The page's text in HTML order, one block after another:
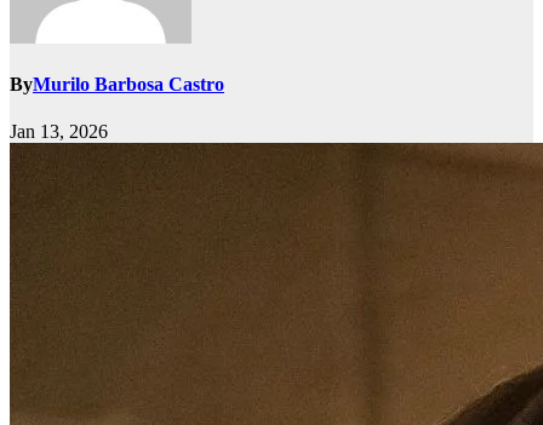
ByMurilo Barbosa Castro
Jan 13, 2026